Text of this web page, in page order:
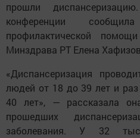
прошли
конференции
профилактической
Минздрава РТ Елена
«Диспансеризация
людей от 18 до 39 лет и
40 лет», — рассказала
прошедших
заболевания. У 32